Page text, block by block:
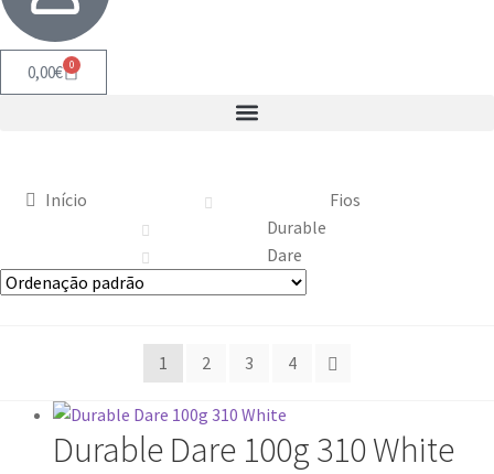
0,00€ 0
Início
Fios
Durable
Dare
1 2 3 4
Durable Dare 100g 310 White